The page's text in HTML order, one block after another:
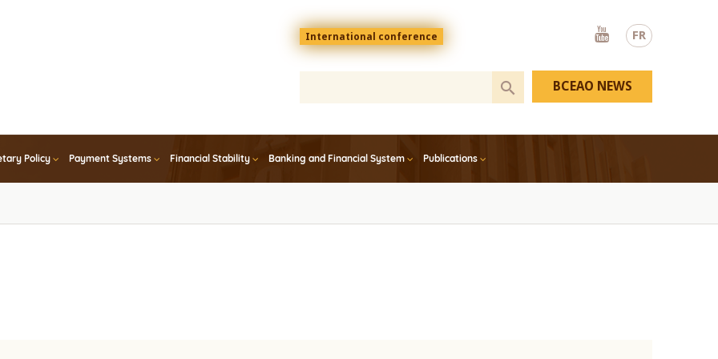
FR
Menu
top
En
International conference
Youtube
Policy Payment Systems Financial Stability Banking and Financial System Publications
BCEAO NEWS